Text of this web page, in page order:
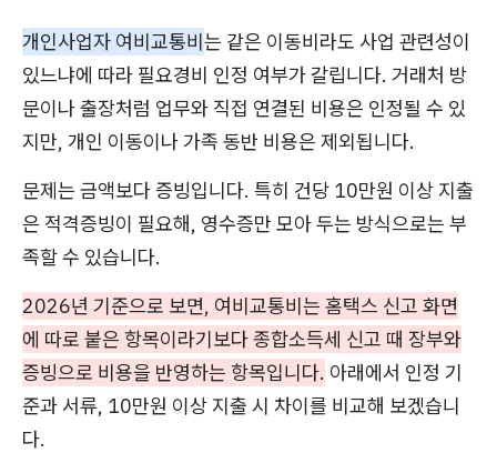
개인사업자 여비교통비는 같은 이동비라도 사업 관련성이
있느냐에 따라 필요경비 인정 여부가 갈립니다. 거래처 방
문이나 출장처럼 업무와 직접 연결된 비용은 인정될 수 있
지만, 개인 이동이나 가족 동반 비용은 제외됩니다.
문제는 금액보다 증빙입니다. 특히 건당 10만원 이상 지출
은 적격증빙이 필요해, 영수증만 모아 두는 방식으로는 부
족할 수 있습니다.
2026년 기준으로 보면, 여비교통비는 홈택스 신고 화면
에 따로 붙은 항목이라기보다 종합소득세 신고 때 장부와
증빙으로 비용을 반영하는 항목입니다. 아래에서 인정 기
준과 서류, 10만원 이상 지출 시 차이를 비교해 보겠습니
다.